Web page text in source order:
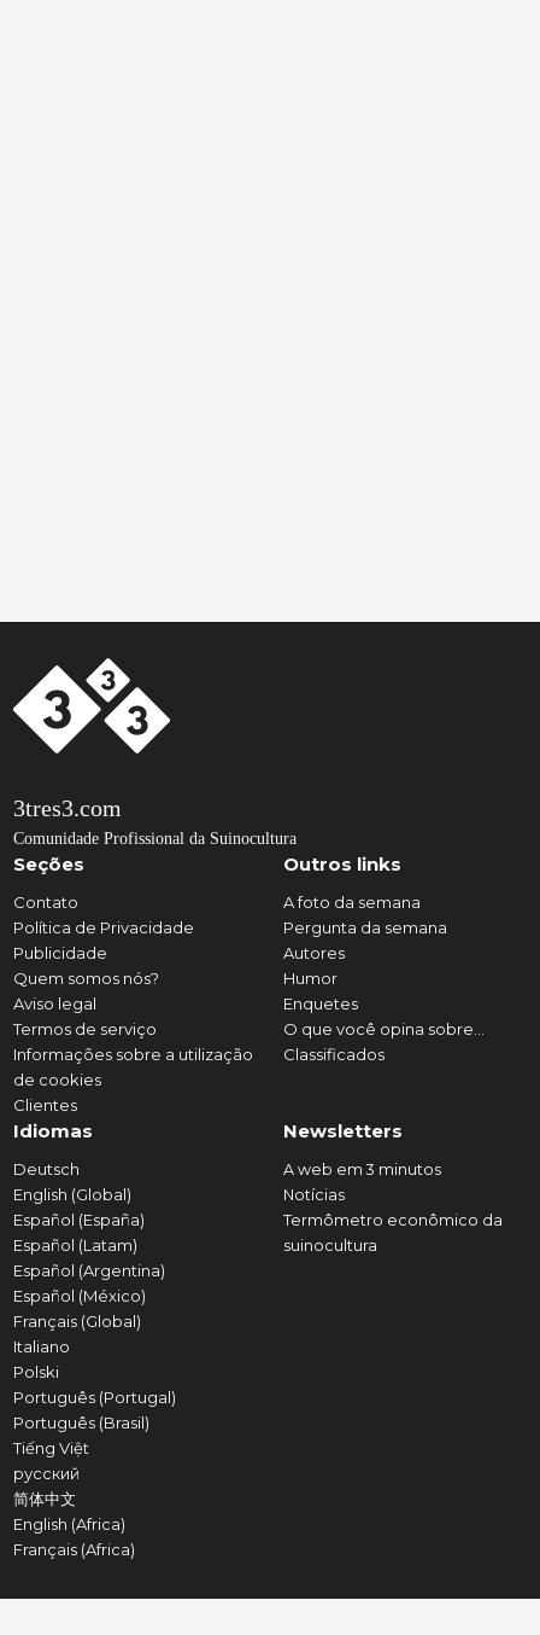
3tres3.com
Comunidade Profissional da Suinocultura
Seções
Contato
Política de Privacidade
Publicidade
Quem somos nós?
Aviso legal
Termos de serviço
Informações sobre a utilização
de cookies
Clientes
Outros links
A foto da semana
Pergunta da semana
Autores
Humor
Enquetes
O que você opina sobre...
Classificados
Idiomas
Deutsch
English (Global)
Español (España)
Español (Latam)
Español (Argentina)
Español (México)
Français (Global)
Italiano
Polski
Português (Portugal)
Português (Brasil)
Tiếng Việt
русский
简体中文
English (Africa)
Français (Africa)
Newsletters
A web em 3 minutos
Notícias
Termômetro econômico da
suinocultura